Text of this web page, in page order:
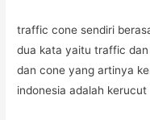
traffic cone sendiri
dua kata yaitu traffic
dan cone yang artinya
indonesia adalah kerucut